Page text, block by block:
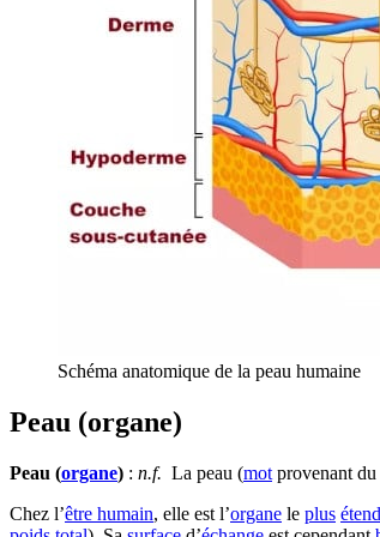
Schéma anatomique de la peau humaine
Peau (organe)
Peau (organe) : n.f. La peau (mot provenant du
Chez l’être humain, elle est l’organe le plus